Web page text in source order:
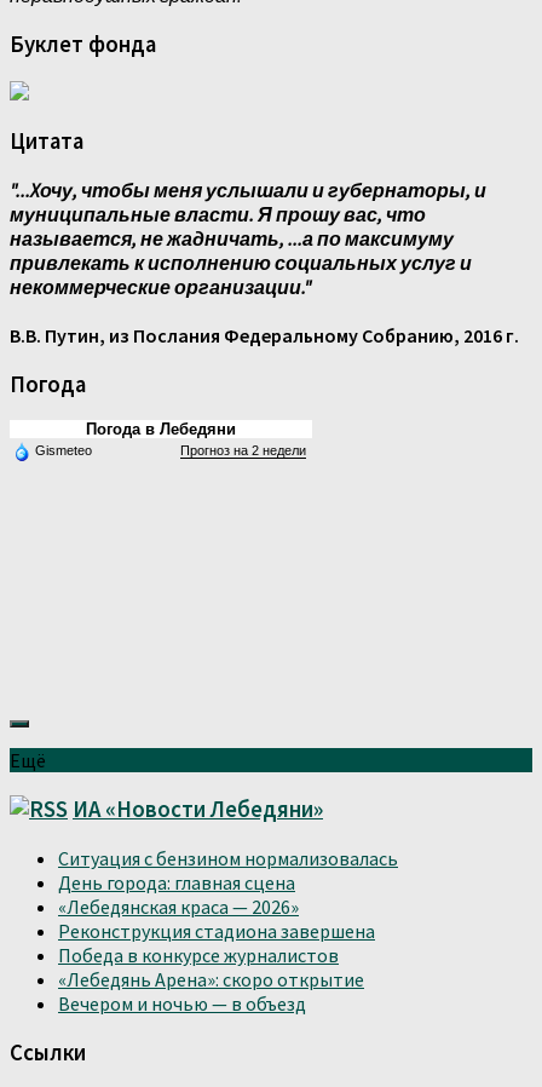
Буклет фонда
Цитата
"...Xочу, чтобы меня услышали и губернаторы, и
муниципальные власти. Я прошу вас, что
называется, не жадничать, ...а по максимуму
привлекать к исполнению социальных услуг и
некоммерческие организации."
В.В. Путин, из Послания Федеральному Собранию, 2016 г.
Погода
Погода в Лебедяни
Gismeteo Прогноз на 2 недели
Ещё
ИА «Новости Лебедяни»
Ситуация с бензином нормализовалась
День города: главная сцена
«Лебедянская краса — 2026»
Реконструкция стадиона завершена
Победа в конкурсе журналистов
«Лебедянь Арена»: скоро открытие
Вечером и ночью — в объезд
Ссылки